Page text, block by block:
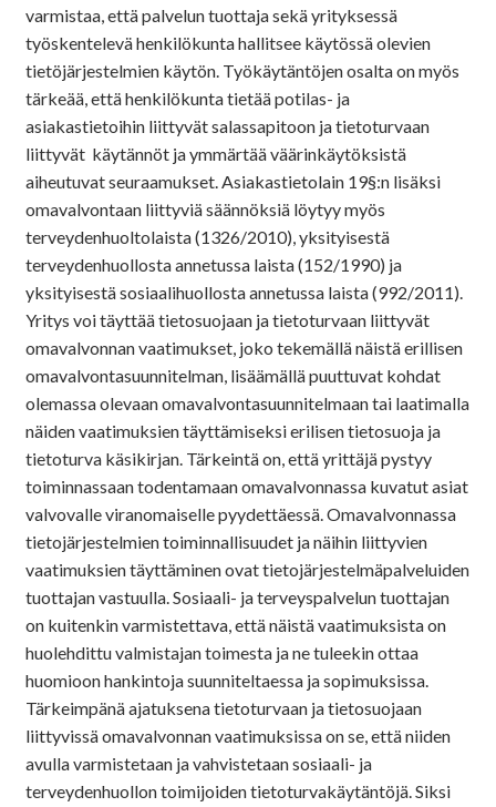
varmistaa, että palvelun tuottaja sekä yrityksessä
työskentelevä henkilökunta hallitsee käytössä olevien
tietöjärjestelmien käytön. Työkäytäntöjen osalta on myös
tärkeää, että henkilökunta tietää potilas- ja
asiakastietoihin liittyvät salassapitoon ja tietoturvaan
liittyvät käytännöt ja ymmärtää väärinkäytöksistä
aiheutuvat seuraamukset. Asiakastietolain 19§:n lisäksi
omavalvontaan liittyviä säännöksiä löytyy myös
terveydenhuoltolaista (1326/2010), yksityisestä
terveydenhuollosta annetussa laista (152/1990) ja
yksityisestä sosiaalihuollosta annetussa laista (992/2011).
Yritys voi täyttää tietosuojaan ja tietoturvaan liittyvät
omavalvonnan vaatimukset, joko tekemällä näistä erillisen
omavalvontasuunnitelman, lisäämällä puuttuvat kohdat
olemassa olevaan omavalvontasuunnitelmaan tai laatimalla
näiden vaatimuksien täyttämiseksi erilisen tietosuoja ja
tietoturva käsikirjan. Tärkeintä on, että yrittäjä pystyy
toiminnassaan todentamaan omavalvonnassa kuvatut asiat
valvovalle viranomaiselle pyydettäessä. Omavalvonnassa
tietojärjestelmien toiminnallisuudet ja näihin liittyvien
vaatimuksien täyttäminen ovat tietojärjestelmäpalveluiden
tuottajan vastuulla. Sosiaali- ja terveyspalvelun tuottajan
on kuitenkin varmistettava, että näistä vaatimuksista on
huolehdittu valmistajan toimesta ja ne tuleekin ottaa
huomioon hankintoja suunniteltaessa ja sopimuksissa.
Tärkeimpänä ajatuksena tietoturvaan ja tietosuojaan
liittyvissä omavalvonnan vaatimuksissa on se, että niiden
avulla varmistetaan ja vahvistetaan sosiaali- ja
terveydenhuollon toimijoiden tietoturvakäytäntöjä. Siksi